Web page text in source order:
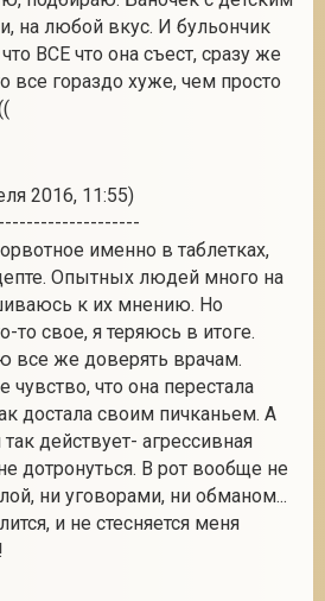
на любой вкус. И бульончик
ВСЕ что она съест, сразу же
все гораздо хуже, чем просто
2016, 11:55)
именно в таблетках,
Опытных людей много на
к их мнению. Но
то свое, я теряюсь в итоге.
все же доверять врачам.
что она перестала
достала своим пичканьем. А
действует- агрессивная
дотронуться. В рот вообще не
ни уговорами, ни обманом...
и не стесняется меня